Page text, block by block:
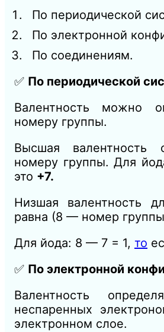
По периодической
По электронной
По соединениям.
✅ По периодической
Валентность можно
номеру группы.
Высшая валентность
номеру группы. Для
это +7.
Низшая валентность
равна (8 — номер
Для йода: 8 — 7 = 1, то
✅ По электронной
Валентность
неспаренных
электронном слое.